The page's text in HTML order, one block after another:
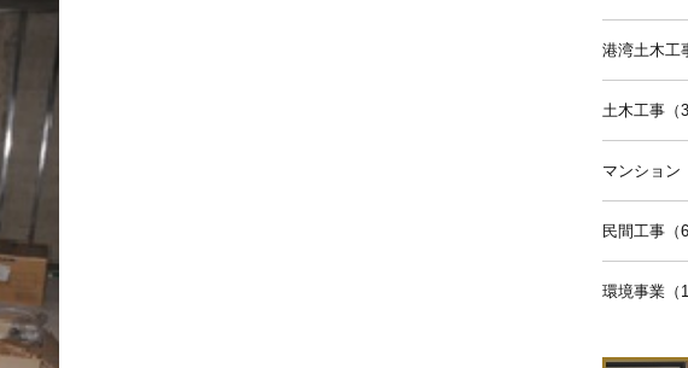
港湾土木工
土木工事（
マンション
民間工事（
環境事業（1